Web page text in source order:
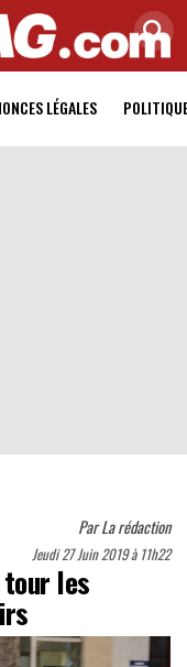
LÉGALES
ParLa rédaction
Jeudi 27 Juin 2019 à 11h22
les